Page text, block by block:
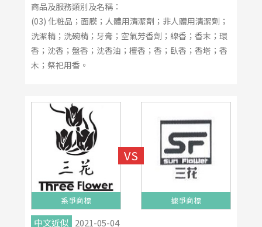
商品及服務類別及名稱：
(03) 化粧品；面膜；人體用清潔劑；非人體用清潔劑；
洗潔精；洗碗精；牙膏；空氣芳香劑；線香；香末；環
香；沈香；盤香；沈香油；檀香；香；臥香；香塔；香
木；祭祀用香。
系爭商標 據爭商標
中文近似 2021-05-04